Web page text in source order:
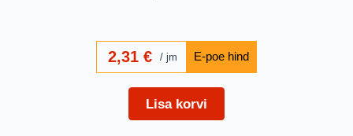
2,31 € jm
Lisa korvi